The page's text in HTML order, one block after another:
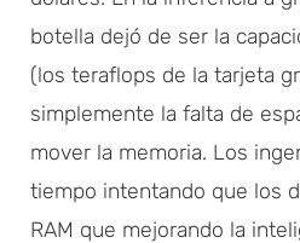
botella dejó de ser la
(los teraflops de la tarjeta
simplemente la falta de
mover la memoria. Los
tiempo intentando que los
RAM que mejorando la